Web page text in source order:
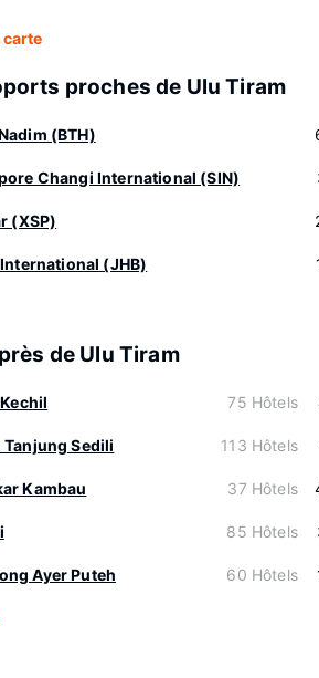
carte
proches de Ulu Tiram
(BTH)
Changi International (SIN)
(XSP)
(JHB)
de Ulu Tiram
75 Hôtels
Tanjung Sedili 113 Hôtels
Kambau 37 Hôtels
85 Hôtels
Ayer Puteh 60 Hôtels